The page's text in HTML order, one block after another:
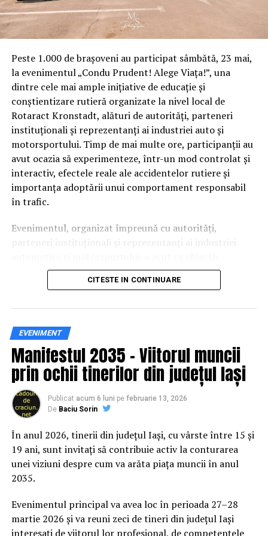
Peste 1.000 de brașoveni au participat sâmbătă, 23 mai,
la evenimentul „Condu Prudent! Alege Viața!”, una
dintre cele mai ample inițiative de educație și
conștientizare rutieră organizate la nivel local de
Rotaract Kronstadt, alături de autorități, parteneri
instituționali și reprezentanți ai industriei auto și
motorsportului. Timp de mai multe ore, participanții au
avut ocazia să experimenteze, într-un mod controlat și
interactiv, efectele reale ale accidentelor rutiere și
importanța adoptării unui comportament responsabil
în trafic.
Evenimentul, organizat împreună cu autorități,
parteneri instituționali și reprezentanți ai industriei
principal transformarea prevenției într-o experiență
practică și accesibilă publicului larg.
Siguranța rutieră, adusă mai
aproape de comunitate
Datele privind accidentele rutiere din România continuă
să evidențieze necesitatea unor inițiative de educație și
prevenție. În 2025, peste 3.000 de persoane au fost
rănite grav în accidente rutiere, iar mai mult de 1.300 și-
au pierdut viața pe șoselele din țară.
În acest context, campania „Condu Prudent! Alege
Viața!” își propune să transforme informația teoretică
într-o experiență directă, prin simulări și demonstrații
care îi ajută pe participanți să înțeleagă concret
impactul deciziilor luate în trafic.
CITESTE IN CONTINUARE
EVENIMENT
Manifestul 2035 – Viitorul muncii
prin ochii tinerilor din județul Iași
Publicat acum 6 luni pe februarie 13, 2026
De Baciu Sorin
În anul 2026, tinerii din județul Iași, cu vârste între 15 și
19 ani, sunt invitați să contribuie activ la conturarea
unei viziuni despre cum va arăta piața muncii în anul
2035.
Evenimentul principal va avea loc în perioada 27–28
martie 2026 și va reuni zeci de tineri din județul Iași
interesați de viitorul lor profesional, de competențele